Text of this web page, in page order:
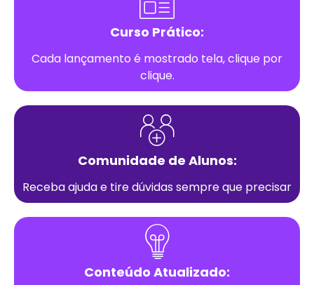
Curso Prático:
Cada lançamento é mostrado tela, clique por
clique.
Comunidade de Alunos:
Receba ajuda e tire dúvidas sempre que precisar
Conteúdo Atualizado: